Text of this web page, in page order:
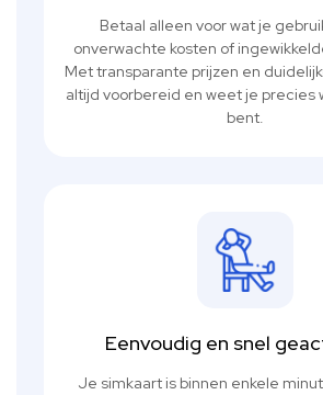
Betaal alleen voor wat je
onverwachte kosten of
Met transparante prijzen en
altijd voorbereid en weet je precies
bent.
Eenvoudig en snel
Je simkaart is binnen enkele